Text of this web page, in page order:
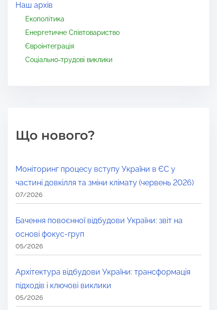
Наш архів
Екополітика
Енергетичне Співтовариство
Євроінтеграція
Соціально-трудові виклики
Що нового?
Моніторинг процесу вступу України в ЄС у
частині довкілля та зміни клімату (червень 2026)
07/2026
Бачення повоєнної відбудови України: звіт на
основі фокус-груп
05/2026
Архітектура відбудови України: трансформація
підходів і ключові виклики
05/2026